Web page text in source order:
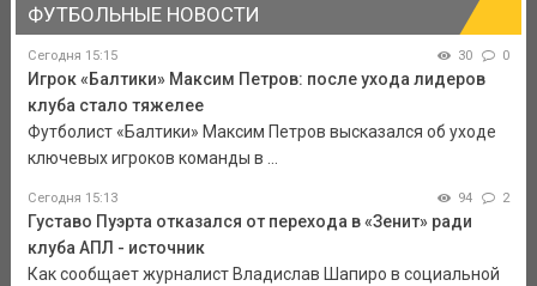
ФУТБОЛЬНЫЕ НОВОСТИ
Сегодня 15:15 30 0
Игрок «Балтики» Максим Петров: после ухода лидеров
клуба стало тяжелее
Футболист «Балтики» Максим Петров высказался об уходе
ключевых игроков команды в ...
Сегодня 15:13 94 2
Густаво Пуэрта отказался от перехода в «Зенит» ради
клуба АПЛ - источник
Как сообщает журналист Владислав Шапиро в социальной